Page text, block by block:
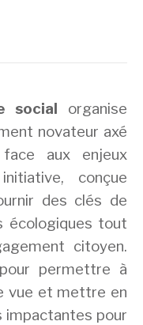
social organise
novateur axé
aux enjeux
conçue
des clés de
écologiques tout
citoyen.
permettre à
vue et mettre en
impactantes pour